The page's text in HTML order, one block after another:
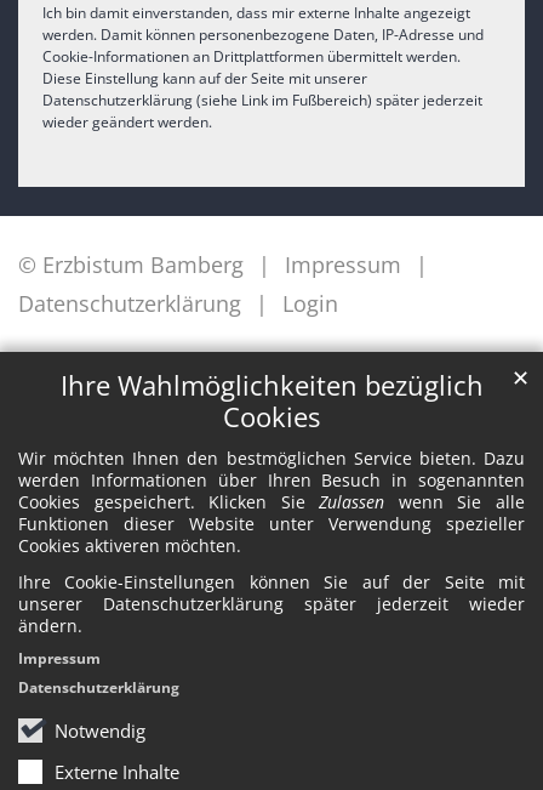
Ihre Wahlmöglichkeiten bezüglich
Cookies
Wir möchten Ihnen den bestmöglichen Service bieten. Dazu
werden Informationen über Ihren Besuch in sogenannten
Cookies gespeichert. Klicken SieZulassen wenn Sie alle
Funktionen dieser Website unter Verwendung spezieller
Cookies aktiveren möchten.
Ihre Cookie-Einstellungen können Sie auf der Seite mit
unserer Datenschutzerklärung später jederzeit wieder
ändern.
Notwendig
Externe Inhalte
✕
Impressum
Datenschutzerklärung
Ich bin damit einverstanden, dass mir externe Inhalte angezeigt
werden. Damit können personenbezogene Daten, IP-Adresse und
Cookie-Informationen an Drittplattformen übermittelt werden.
Diese Einstellung kann auf der Seite mit unserer
Datenschutzerklärung (siehe Link im Fußbereich) später jederzeit
wieder geändert werden.
© Erzbistum Bamberg
Impressum
Datenschutzerklärung
Login